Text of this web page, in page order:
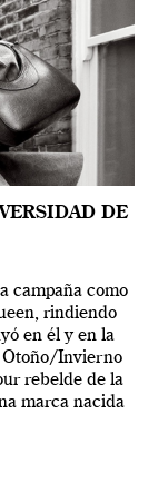
DE
campaña como
rindiendo
en él y en la
Otoño/Invierno
rebelde de la
marca nacida